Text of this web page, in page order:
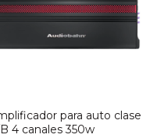
para auto clase
4 canales 350w